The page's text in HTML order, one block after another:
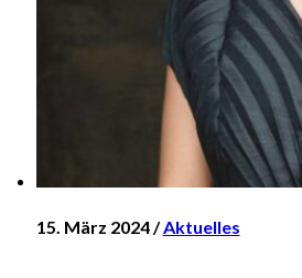
15. März 2024 /Aktuelles